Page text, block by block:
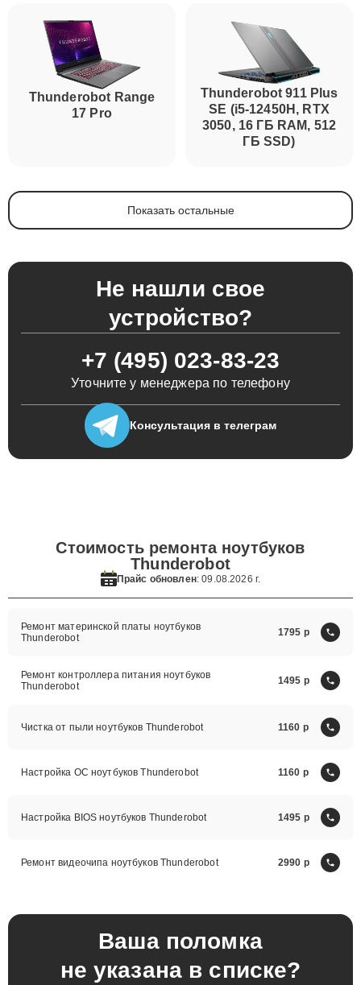
Thunderobot Range
Thunderobot 911 Plus
SE (i5-12450H, RTX
3050, 16 ГБ RAM, 512
Не нашли свое
устройство?
+7 (495) 023-83-23
Стоимость ремонта ноутбуков
Thunderobot
Ремонт материнской платы ноутбуков
Ремонт контроллера питания ноутбуков
Ваша поломка